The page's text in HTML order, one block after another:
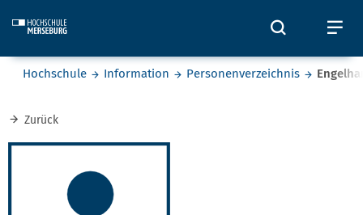
Öffnet
Sie befinden sich hier:
Hochschule Information Personenverzeichnis
Zurück